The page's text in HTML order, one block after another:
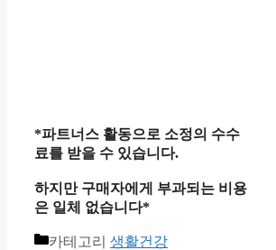
*파트너스 활동으로 소정의 수수
료를 받을 수 있습니다.
하지만 구매자에게 부과되는 비용
은 일체 없습니다*
카테고리 생활건강